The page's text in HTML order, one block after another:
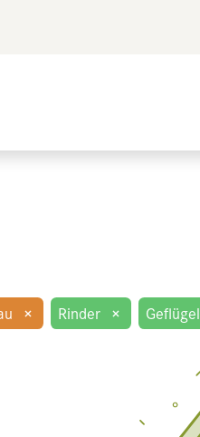
× Rinder × Geflügel